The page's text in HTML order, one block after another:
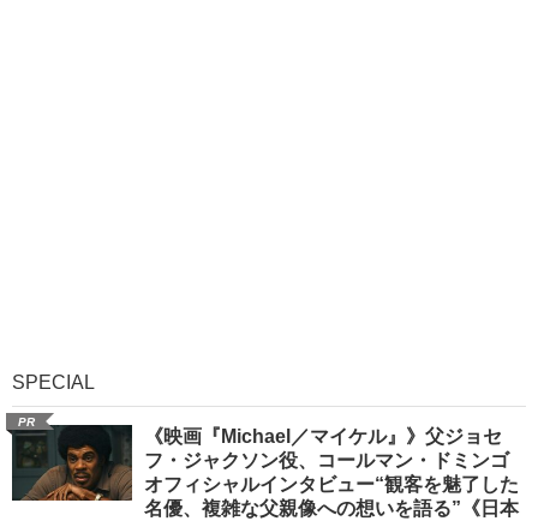
SPECIAL
PR
《映画『Michael／マイケル』》父ジョセ
フ・ジャクソン役、コールマン・ドミンゴ
オフィシャルインタビュー“観客を魅了した
名優、複雑な父親像への想いを語る”《日本